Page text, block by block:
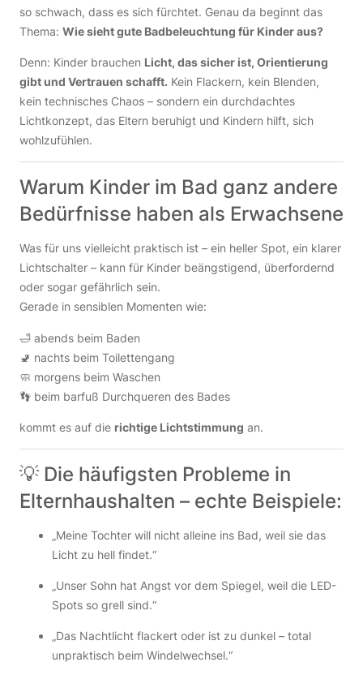
so schwach, dass es sich fürchtet. Genau da beginnt das
Thema: Wie sieht gute Badbeleuchtung für Kinder aus?
Denn: Kinder brauchen Licht, das sicher ist, Orientierung
gibt und Vertrauen schafft. Kein Flackern, kein Blenden,
kein technisches Chaos – sondern ein durchdachtes
Lichtkonzept, das Eltern beruhigt und Kindern hilft, sich
wohlzufühlen.
Warum Kinder im Bad ganz andere
Bedürfnisse haben als Erwachsene
Was für uns vielleicht praktisch ist – ein heller Spot, ein klarer
Lichtschalter – kann für Kinder beängstigend, überfordernd
oder sogar gefährlich sein.
Gerade in sensiblen Momenten wie:
🛁 abends beim Baden
🚽 nachts beim Toilettengang
🧼 morgens beim Waschen
👣 beim barfuß Durchqueren des Bades
kommt es auf die richtige Lichtstimmung an.
💡 Die häufigsten Probleme in
Elternhaushalten – echte Beispiele:
„Meine Tochter will nicht alleine ins Bad, weil sie das
Licht zu hell findet.“
„Unser Sohn hat Angst vor dem Spiegel, weil die LED-
Spots so grell sind.“
„Das Nachtlicht flackert oder ist zu dunkel – total
unpraktisch beim Windelwechsel.“